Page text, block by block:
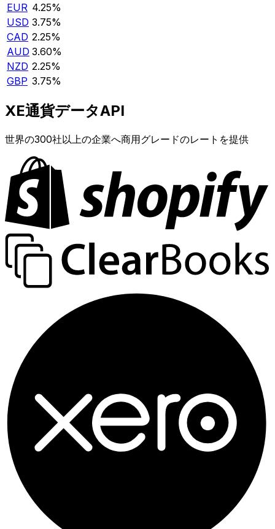
EUR 4.25%
USD 3.75%
CAD 2.25%
AUD 3.60%
NZD 2.25%
GBP 3.75%
XE通貨データAPI
世界の300社以上の企業へ商用グレードのレートを提供